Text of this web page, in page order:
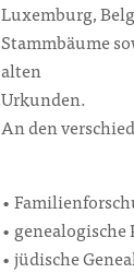
Luxemburg,
Stammbäume
alten
Urkunden.
An den
•
• genealogische
• jüdische